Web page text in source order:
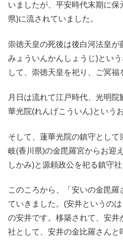
いましたが、平安時代末期に保
県)に流されていました。
崇徳天皇の死後は後白河法皇が
みょういんかんしょうじ)とい
して、崇徳天皇を祀り、ご冥福
月日は流れて江戸時代、光明
華光院(れんげこういん)という
そして、蓮華光院の鎮守とし
岐(香川県)の金毘羅宮からお迎
しかみ)と源頼政公を祀る鎮守社
このころから、「安いの金毘羅
ていきました。(安井というの
の安井です。移築されて、安井
社として、安井の金比羅さんと